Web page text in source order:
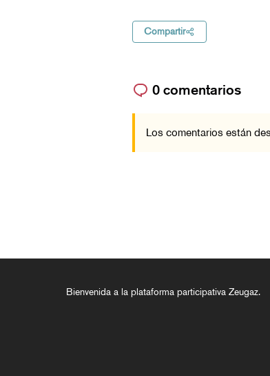
Compartir
0 comentarios
Los comentarios están
Bienvenida a la plataforma participativa Zeugaz.